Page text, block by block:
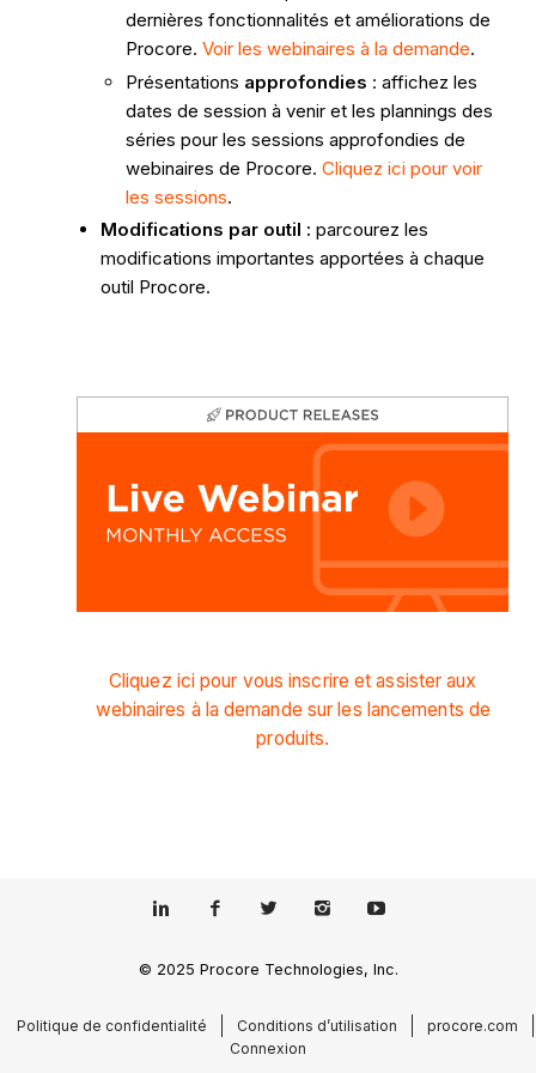
dernières fonctionnalités et améliorations de
Procore. Voir les webinaires à la demande.
Présentations approfondies : affichez les
dates de session à venir et les plannings des
séries pour les sessions approfondies de
webinaires de Procore. Cliquez ici pour voir
les sessions.
Modifications par outil : parcourez les
modifications importantes apportées à chaque
outil Procore.
Cliquez ici pour vous inscrire et assister aux
webinaires à la demande sur les lancements de
produits.
© 2025 Procore Technologies, Inc.
Politique de confidentialité Conditions d’utilisation
procore.com
Connexion